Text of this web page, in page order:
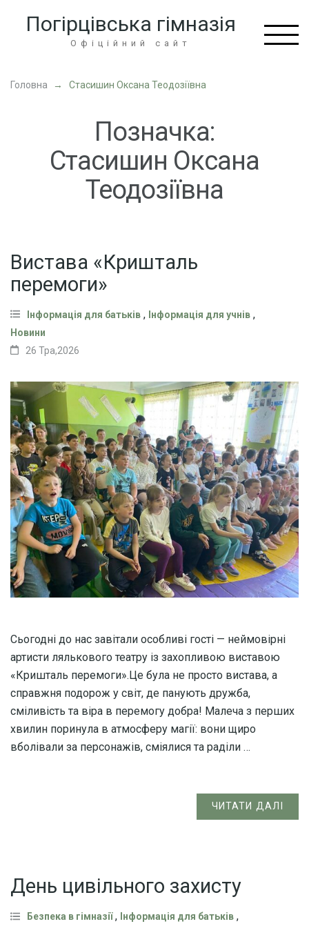
Enter)
Погірцівська гімназія
Офіційний сайт
Головна → Стасишин Оксана Теодозіївна
Позначка:
Стасишин Оксана
Теодозіївна
Вистава «Кришталь
перемоги»
Інформація для батьків , Інформація для учнів ,
Новини
26 Тра,2026
Сьогодні до нас завітали особливі гості — неймовірні
артисти лялькового театру із захопливою виставою
«Кришталь перемоги».Це була не просто вистава, а
справжня подорож у світ, де панують дружба,
сміливість та віра в перемогу добра! Малеча з перших
хвилин поринула в атмосферу магії: вони щиро
вболівали за персонажів, сміялися та раділи …
ЧИТАТИ ДАЛІ
День цивільного захисту
Безпека в гімназії, Інформація для батьків ,